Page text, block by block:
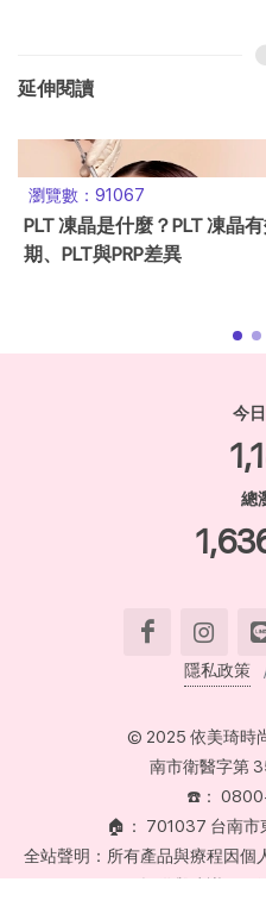
延伸閱讀
瀏覽數：12806
第4篇：是臥蟬還是眼袋？
今
總
隱私政策
© 2025 依美琦時
南市衛醫字第
☎️：
🏠： 701037 台南市
全站聲明：所有產品與療程因個